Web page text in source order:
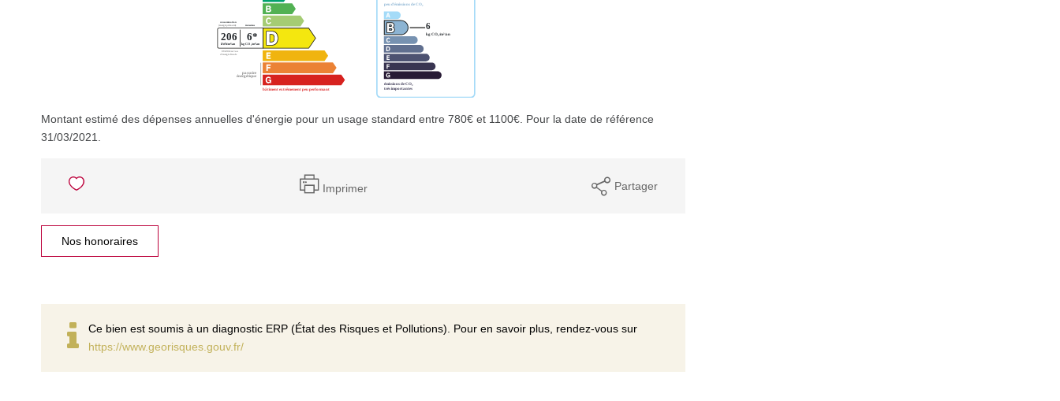
Montant estimé des dépenses annuelles d'énergie pour un usage standard entre 780€ et 1100€. Pour la date de référence
31/03/2021.
Imprimer Partager
Nos honoraires
Ce bien est soumis à un diagnostic ERP (État des Risques et Pollutions). Pour en savoir plus, rendez-vous sur
https://www.georisques.gouv.fr/